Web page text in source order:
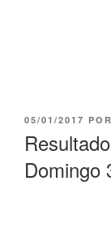
PUBLICADO
05/01/2017 POR
Domingo